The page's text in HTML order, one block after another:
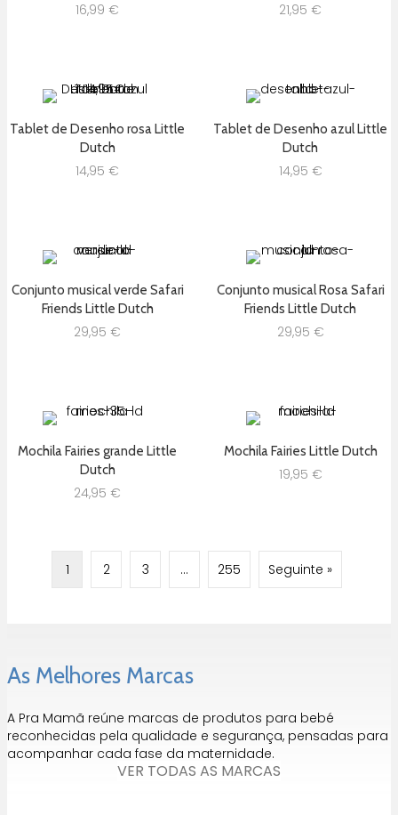
16,99 € 21,95 €
Tablet de Desenho rosa Little
Dutch
14,95 €
Tablet de Desenho azul Little
Dutch
14,95 €
Conjunto musical verde Safari
Friends Little Dutch
29,95 €
Conjunto musical Rosa Safari
Friends Little Dutch
29,95 €
Mochila Fairies grande Little
Dutch
24,95 €
Mochila Fairies Little Dutch
19,95 €
1 2 3 … 255 Seguinte »
As Melhores Marcas
A Pra Mamã reúne marcas de produtos para bebé
reconhecidas pela qualidade e segurança, pensadas para
acompanhar cada fase da maternidade.
VER TODAS AS MARCAS